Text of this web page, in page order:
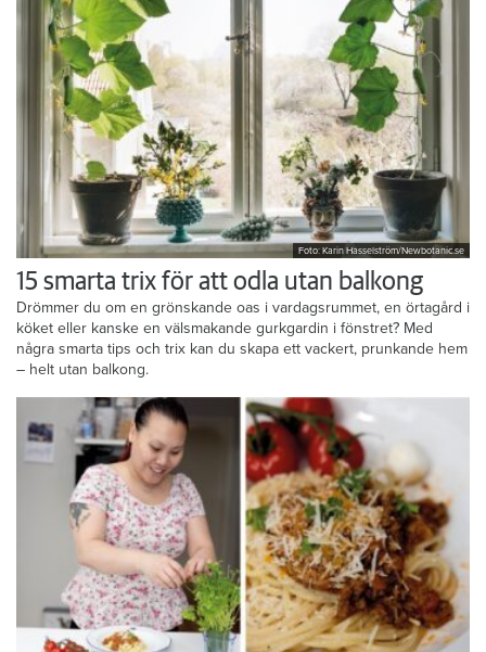
Foto: Karin Hasselström/Newbotanic.se
15 smarta trix för att odla utan balkong
Drömmer du om en grönskande oas i vardagsrummet, en örtagård i
köket eller kanske en välsmakande gurkgardin i fönstret? Med
några smarta tips och trix kan du skapa ett vackert, prunkande hem
– helt utan balkong.